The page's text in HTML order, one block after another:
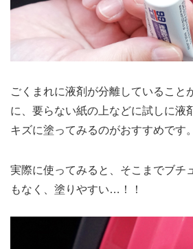
ごくまれに液剤が分離していること
に、要らない紙の上などに試しに液
キズに塗ってみるのがおすすめです。
実際に使ってみると、そこまでブチ
もなく、塗りやすい…！！